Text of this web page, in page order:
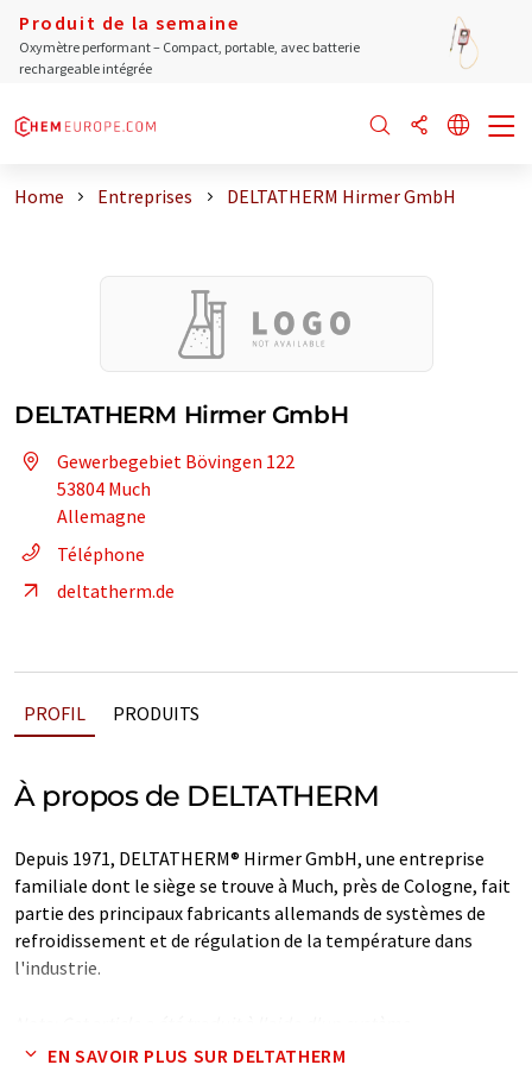
Produit de la semaine
Oxymètre performant – Compact, portable, avec batterie
rechargeable intégrée
Home Entreprises DELTATHERM Hirmer GmbH
DELTATHERM Hirmer GmbH
Gewerbegebiet Bövingen 122
53804 Much
Allemagne
Téléphone
deltatherm.de
PROFIL PRODUITS
À propos de DELTATHERM
Depuis 1971, DELTATHERM® Hirmer GmbH, une entreprise
familiale dont le siège se trouve à Much, près de Cologne, fait
partie des principaux fabricants allemands de systèmes de
refroidissement et de régulation de la température dans
l'industrie.
informatique sans intervention humaine. LUMITOS propose
EN SAVOIR PLUS SUR DELTATHERM